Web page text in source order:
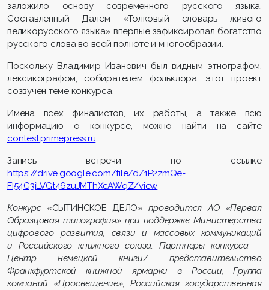
заложило основу современного русского языка.
Составленный Далем «Толковый словарь живого
великорусского языка» впервые зафиксировал богатство
русского слова во всей полноте и многообразии.
Поскольку Владимир Иванович был видным этнографом,
лексикографом, собирателем фольклора, этот проект
созвучен теме конкурса.
Имена всех финалистов, их работы, а также всю
информацию о конкурсе, можно найти на сайте
contest.primepress.ru
Запись встречи по ссылке
https://drive.google.com/file/d/1P2zmQe-
FI54G3iLVGt46zuJMThXcAWqZ/view
Конкурс «СЫТИНСКОЕ ДЕЛО»проводится АО «Первая
Образцовая типография» при поддержке Министерства
цифрового развития, связи и массовых коммуникаций
и Российского книжного союза.
Партнеры конкурса -
Центр немецкой книги/ представительство
Франкфуртской книжной ярмарки в России, Группа
компаний «Просвещение», Российская государственная